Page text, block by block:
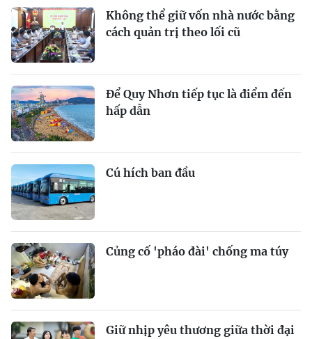
Không thể giữ vốn nhà nước bằng
cách quản trị theo lối cũ
Để Quy Nhơn tiếp tục là điểm đến
hấp dẫn
Cú hích ban đầu
Củng cố 'pháo đài' chống ma túy
Giữ nhịp yêu thương giữa thời đại